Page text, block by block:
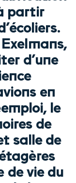
partir
d’une
en
le
de
salle de
de vie du